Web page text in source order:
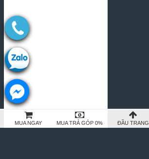
MUA NGAY MUA TRẢ GÓP 0% ĐẦU TRANG